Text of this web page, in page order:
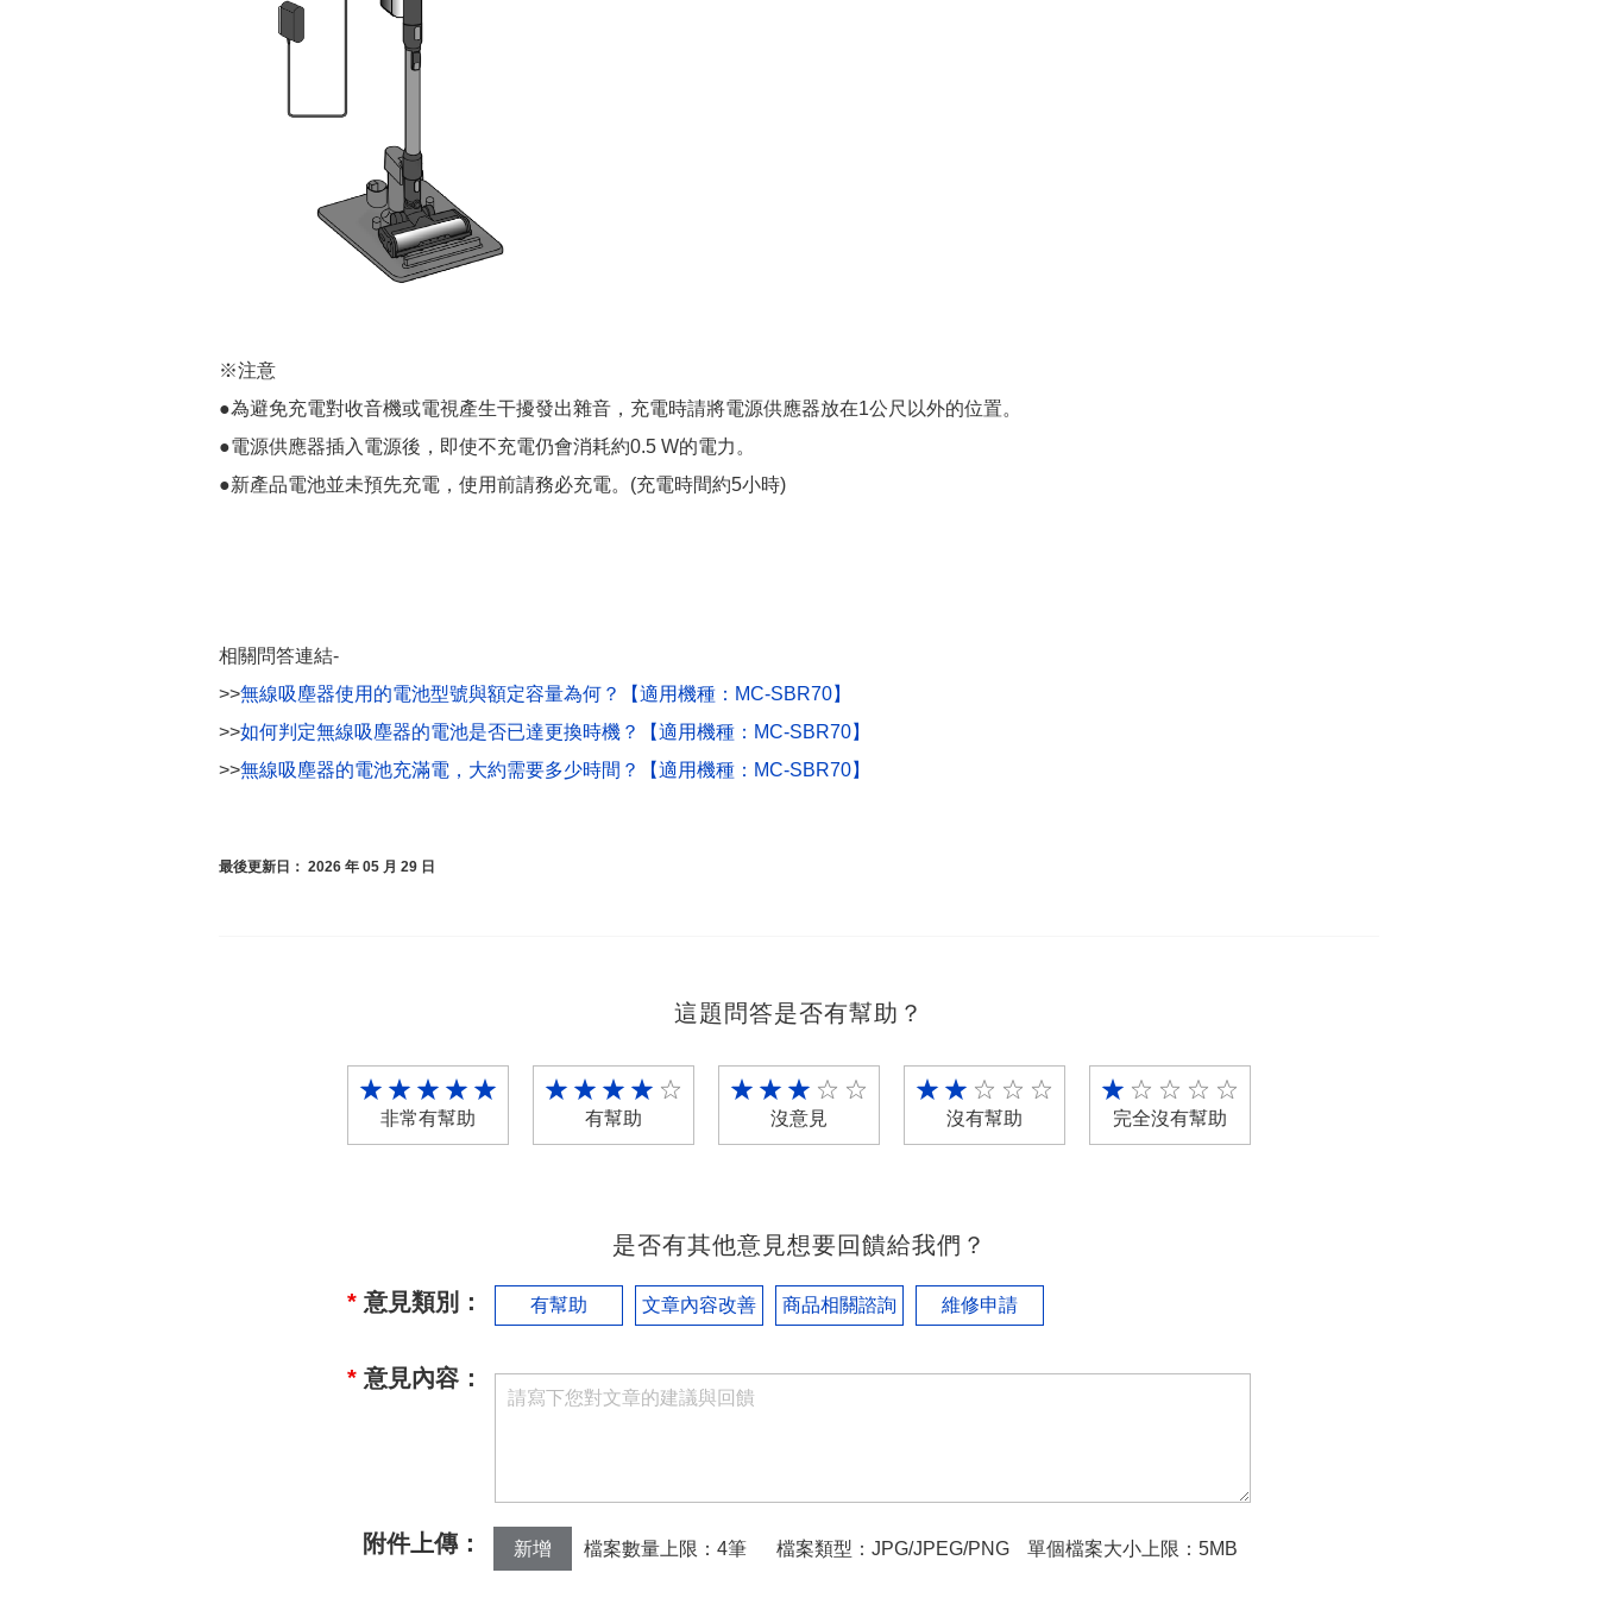
※注意
●為避免充電對收音機或電視產生干擾發出雜音，充電時請將電源供應器放在1公尺以外的位置。
●電源供應器插入電源後，即使不充電仍會消耗約0.5 W的電力。
●新產品電池並未預先充電，使用前請務必充電。(充電時間約5小時)
相關問答連結-
>>無線吸塵器使用的電池型號與額定容量為何？【適用機種：MC-SBR70】
>>如何判定無線吸塵器的電池是否已達更換時機？【適用機種：MC-SBR70】
>>無線吸塵器的電池充滿電，大約需要多少時間？【適用機種：MC-SBR70】
最後更新日： 2026 年 05 月 29 日
這題問答是否有幫助？
非常有幫助 有幫助 沒意見 沒有幫助 完全沒有幫助
是否有其他意見想要回饋給我們？
* 意見類別： 有幫助 文章內容改善 商品相關諮詢 維修申請
* 意見內容：
附件上傳： 新增 檔案數量上限：4筆 檔案類型：JPG/JPEG/PNG 單個檔案大小上限：5MB